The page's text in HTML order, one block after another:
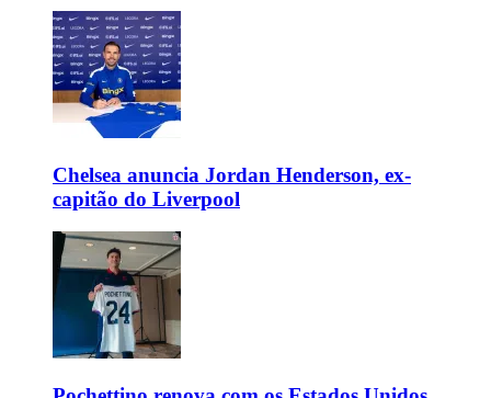
Chelsea anuncia Jordan Henderson, ex-
capitão do Liverpool